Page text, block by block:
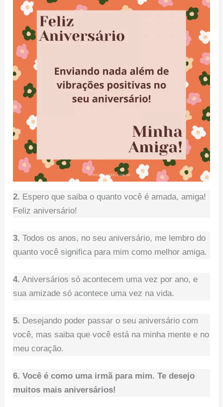
2. Espero que saiba o quanto você é amada, amiga!
Feliz aniversário!
3. Todos os anos, no seu aniversário, me lembro do
quanto você significa para mim como melhor amiga.
4. Aniversários só acontecem uma vez por ano, e
sua amizade só acontece uma vez na vida.
5. Desejando poder passar o seu aniversário com
você, mas saiba que você está na minha mente e no
meu coração.
6. Você é como uma irmã para mim. Te desejo
muitos mais aniversários!